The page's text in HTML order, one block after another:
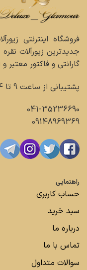
فروشگاه اینترنتی
جدیدترین زیورآلات
گارانتی و فاکتور معتبر
پشتیبانی از ساعت 9 تا 24 در تمام روزهای هفته :
041-35236690
09148969369
راهنمایی
حساب کاربری
سبد خرید
درباره ما
تماس با ما
سوالات متداول